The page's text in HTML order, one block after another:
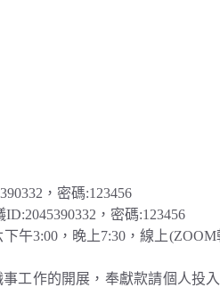
，密碼:123456
，密碼:123456
午3:00，晚上7:30，線上
工作的開展，奉獻款請個人投